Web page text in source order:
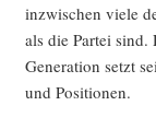
inzwi­schen vie­le
als die Par­tei sind.
Gene­ra­ti­on setzt
und Positionen.